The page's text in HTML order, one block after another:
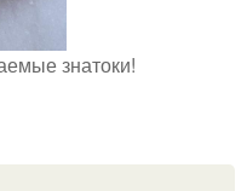
знатоки!